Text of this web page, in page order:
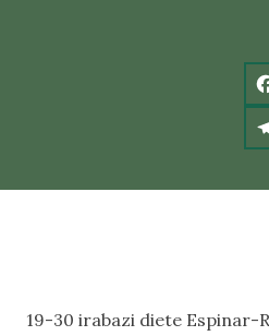
19-30 irabazi diete Espinar-